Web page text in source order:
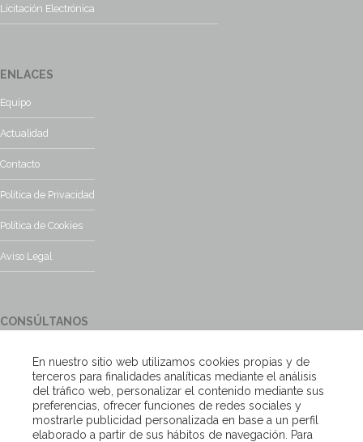
Licitación Electrónica
ENLACES
Equipo
Actualidad
Contacto
Política de Privacidad
Política de Cookies
Aviso Legal
CONSÚLTANOS
encantados
Escríbenos
En nuestro sitio web utilizamos cookies propias y de
terceros para finalidades analíticas mediante el análisis
del tráfico web, personalizar el contenido mediante sus
preferencias, ofrecer funciones de redes sociales y
mostrarle publicidad personalizada en base a un perfil
elaborado a partir de sus hábitos de navegación. Para